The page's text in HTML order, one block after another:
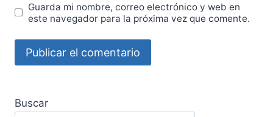
Guarda mi nombre, correo electrónico y web en
este navegador para la próxima vez que comente.
Buscar